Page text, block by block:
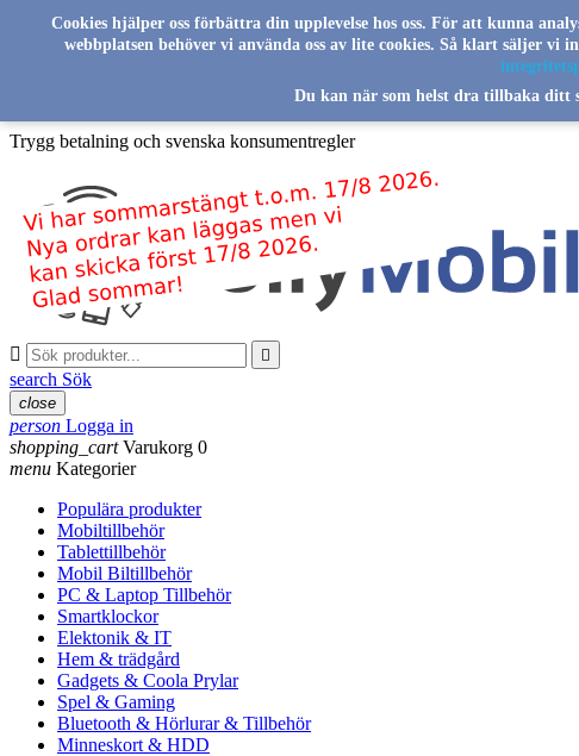
Skip to main content
Svenskt familjeföretag sedan 2016
Trygg betalning och svenska konsumentregler
 
search Sök
close
person Logga in
shopping_cart Varukorg 0
menu Kategorier
Populära produkter
Mobiltillbehör
Tablettillbehör
Mobil Biltillbehör
PC & Laptop Tillbehör
Smartklockor
Elektonik & IT
Hem & trädgård
Gadgets & Coola Prylar
Spel & Gaming
Bluetooth & Hörlurar & Tillbehör
Minneskort & HDD
Cookies hjälper oss förbättra din upplevelse hos oss. För att kunna
webbplatsen behöver vi använda oss av lite cookies. Så klart säljer
Du kan när som helst dra tillbaka ditt